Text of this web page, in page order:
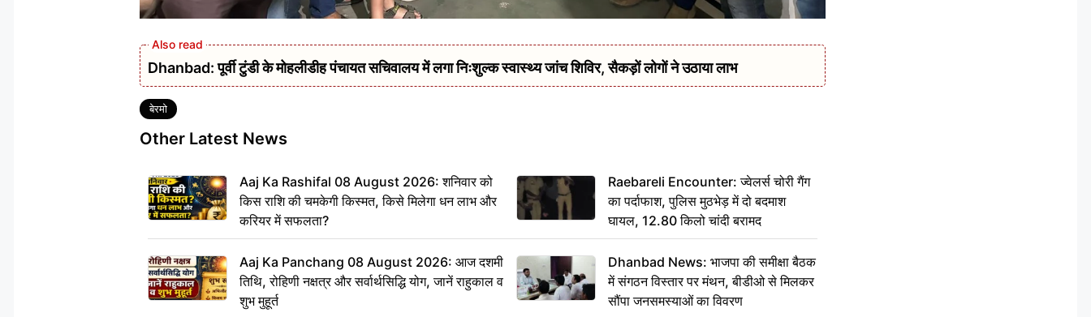
Dhanbad: पूर्वी टुंडी के मोहलीडीह पंचायत सचिवालय में लगा निःशुल्क स्वास्थ्य जांच शिविर, सैकड़ों लोगों ने उठाया लाभ
Tags
बेरमो
Other Latest News
Aaj Ka Rashifal 08 August 2026: शनिवार को
किस राशि की चमकेगी किस्मत, किसे मिलेगा धन लाभ और
करियर में सफलता?
Aaj Ka Panchang 08 August 2026: आज दशमी
तिथि, रोहिणी नक्षत्र और सर्वार्थसिद्धि योग, जानें राहुकाल व
शुभ मुहूर्त
Raebareli Encounter: ज्वेलर्स चोरी गैंग
का पर्दाफाश, पुलिस मुठभेड़ में दो बदमाश
घायल, 12.80 किलो चांदी बरामद
Dhanbad News: भाजपा की समीक्षा बैठक
में संगठन विस्तार पर मंथन, बीडीओ से मिलकर
सौंपा जनसमस्याओं का विवरण